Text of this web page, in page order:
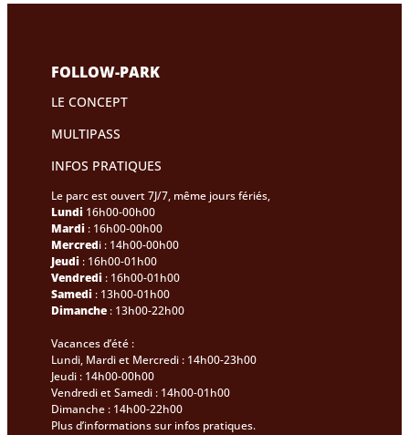
FOLLOW-PARK
LE CONCEPT
MULTIPASS
INFOS PRATIQUES
Le parc est ouvert 7J/7, même jours fériés,
Lundi 16h00-00h00
Mardi : 16h00-00h00
Mercredi : 14h00-00h00
Jeudi : 16h00-01h00
Vendredi : 16h00-01h00
Samedi : 13h00-01h00
Dimanche : 13h00-22h00
Vacances d’été :
Lundi, Mardi et Mercredi : 14h00-23h00
Jeudi : 14h00-00h00
Vendredi et Samedi : 14h00-01h00
Dimanche : 14h00-22h00
Plus d’informations sur infos pratiques.